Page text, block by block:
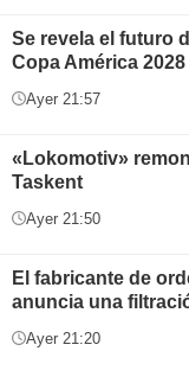
Se revela el futuro
Copa América 2028
Ayer 21:57
«Lokomotiv»
Taskent
Ayer 21:50
El fabricante de
anuncia una
Ayer 21:20